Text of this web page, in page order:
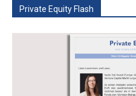
Private Equity Flash